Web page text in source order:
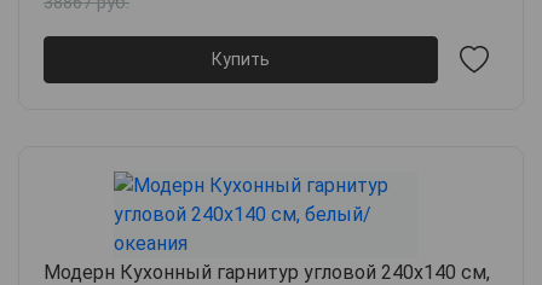
Купить
Модерн Кухонный гарнитур угловой 240х140 см,